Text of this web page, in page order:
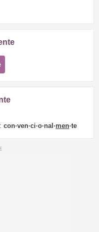
con·ven·ci·o·nal·men·te